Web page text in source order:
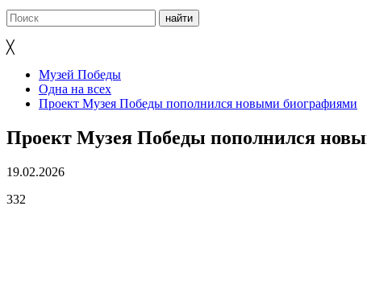
╳
Музей Победы
Одна на всех
Проект Музея Победы пополнился новыми биографиями
Проект Музея Победы пополнился
19.02.2026
332